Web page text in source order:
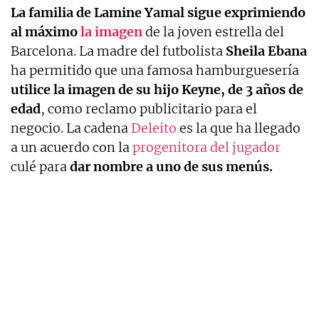
La familia de Lamine Yamal sigue exprimiendo
al máximola imagende la joven estrella del
Barcelona. La madre del futbolista Sheila Ebana
ha permitido que una famosa hamburguesería
utilice la imagen de su hijo Keyne, de 3 años de
edad, como reclamo publicitario para el
negocio. La cadena Deleito es la que ha llegado
a un acuerdo con laprogenitora del jugador
culé paradar nombre a uno de sus menús.